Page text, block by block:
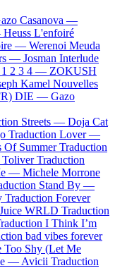
Casanova —
Heuss L'enfoiré
— Werenoi Meuda
— Josman Interlude
1 2 3 4 — ZOKUSH
Kamel Nouvelles
DIE — Gazo
Streets — Doja Cat
Traduction Lover —
Of Summer Traduction
Traduction
— Michele Morrone
Stand By —
Traduction Forever
Juice WRLD Traduction
I Think I’m
bad vibes forever
Too Shy (Let Me
— Avicii Traduction